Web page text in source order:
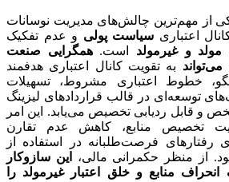
از مهم‌ترین چالش‌های مدیریت نوسانات
اعتباری سیاست پولی و عدم تفکیک
مولد و غیرمولد است.همگرایی صنعت
به تقویت کانال اعتباری هدفمند
خطوط اعتباری مشروط، تسهیلات
توسعه‌ای در قالب قراردادهای لیزینگ
و قابل ردیابی تخصیص می‌یابد. این امر
تخصیص منابع، کاهش عدم تقارن
رفتارهای فرصت‌طلبانه در استفاده از
از منظر حکمرانی مالی،
این سازوکار
منابع و خلق اعتبار غیرمولد را